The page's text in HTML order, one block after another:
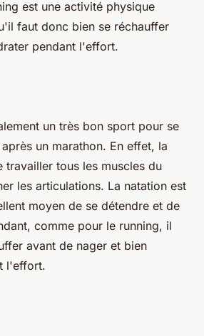
est une activité physique
faut donc bien se réchauffer
pendant l'effort.
un très bon sport pour se
un marathon. En effet, la
travailler tous les muscles du
les articulations. La natation est
moyen de se détendre et de
comme pour le running, il
avant de nager et bien
l'effort.